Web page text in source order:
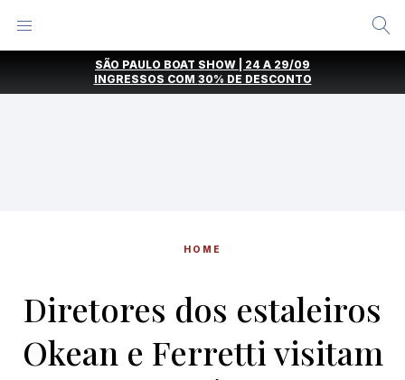
SÃO PAULO BOAT SHOW | 24 A 29/09
INGRESSOS COM 30% DE DESCONTO
HOME
Diretores dos estaleiros
Okean e Ferretti visitam